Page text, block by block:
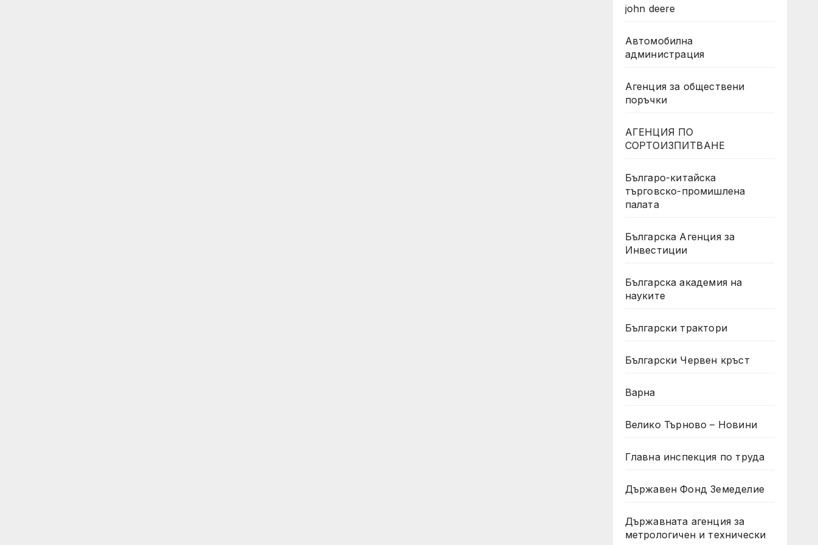
john deere
Автомобилна
администрация
Агенция за обществени
поръчки
АГЕНЦИЯ ПО
СОРТОИЗПИТВАНЕ
Българо-китайска
търговско-промишлена
палата
Българска Агенция за
Инвестиции
Българска академия на
науките
Български трактори
Български Червен кръст
Варна
Велико Търново – Новини
Главна инспекция по труда
Държавен Фонд Земеделие
Държавната агенция за
метрологичен и технически